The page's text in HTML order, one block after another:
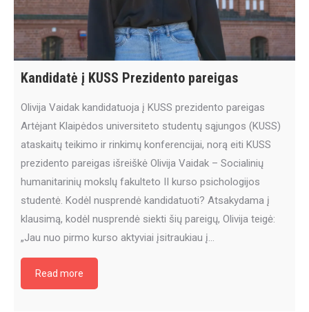
Kandidatė į KUSS Prezidento pareigas
Olivija Vaidak kandidatuoja į KUSS prezidento pareigas
Artėjant Klaipėdos universiteto studentų sąjungos (KUSS)
ataskaitų teikimo ir rinkimų konferencijai, norą eiti KUSS
prezidento pareigas išreiškė Olivija Vaidak – Socialinių
humanitarinių mokslų fakulteto II kurso psichologijos
studentė. Kodėl nusprendė kandidatuoti? Atsakydama į
klausimą, kodėl nusprendė siekti šių pareigų, Olivija teigė:
„Jau nuo pirmo kurso aktyviai įsitraukiau į…
Read more